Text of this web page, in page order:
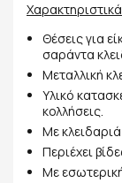
Χαρακτηριστικά
Θέσεις για
σαράντα
Μεταλλική
Υλικό
κολλήσεις.
Με κλειδαριά
Περιέχει
Με